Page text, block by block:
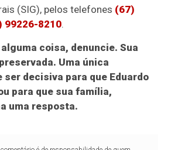
(SIG), pelos telefones (67)
99226-8210.
coisa, denuncie. Sua
Uma única
ser decisiva para que Eduardo
para que sua família,
uma resposta.